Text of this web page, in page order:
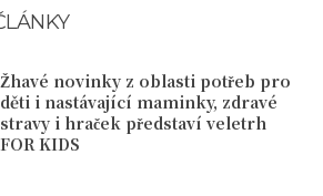
Žhavé novinky z oblasti potřeb pro
děti i nastávající maminky, zdravé
stravy i hraček představí veletrh
FOR KIDS